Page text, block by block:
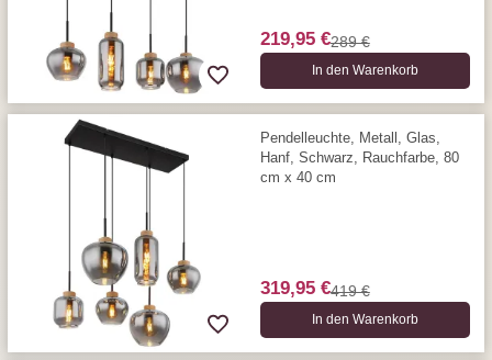
219,95 €289 €
In den Warenkorb
Pendelleuchte, Metall, Glas,
Hanf, Schwarz, Rauchfarbe, 80
cm x 40 cm
319,95 €419 €
In den Warenkorb